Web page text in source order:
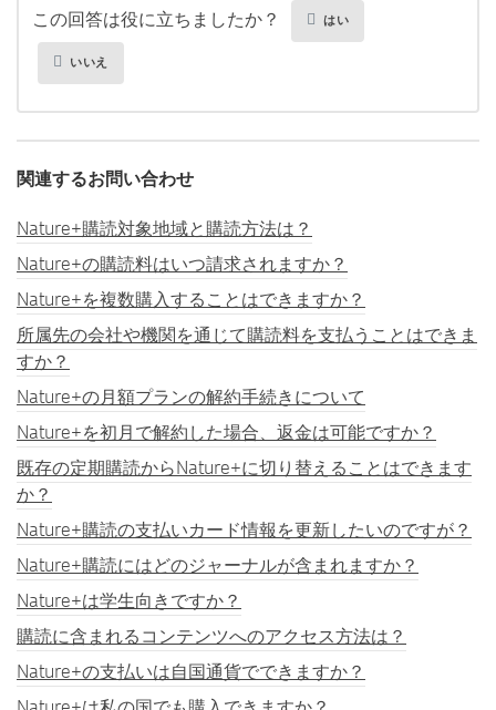
この回答は役に立ちましたか？ はい
いいえ
関連するお問い合わせ
Nature+購読対象地域と購読方法は？
Nature+の購読料はいつ請求されますか？
Nature+を複数購入することはできますか？
所属先の会社や機関を通じて購読料を支払うことはできま
すか？
Nature+の月額プランの解約手続きについて
Nature+を初月で解約した場合、返金は可能ですか？
既存の定期購読からNature+に切り替えることはできます
か？
Nature+購読の支払いカード情報を更新したいのですが？
Nature+購読にはどのジャーナルが含まれますか？
Nature+は学生向きですか？
購読に含まれるコンテンツへのアクセス方法は？
Nature+の支払いは自国通貨でできますか？